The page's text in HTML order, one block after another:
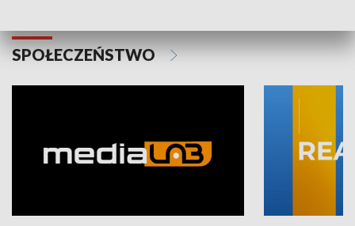
SPOŁECZEŃSTWO